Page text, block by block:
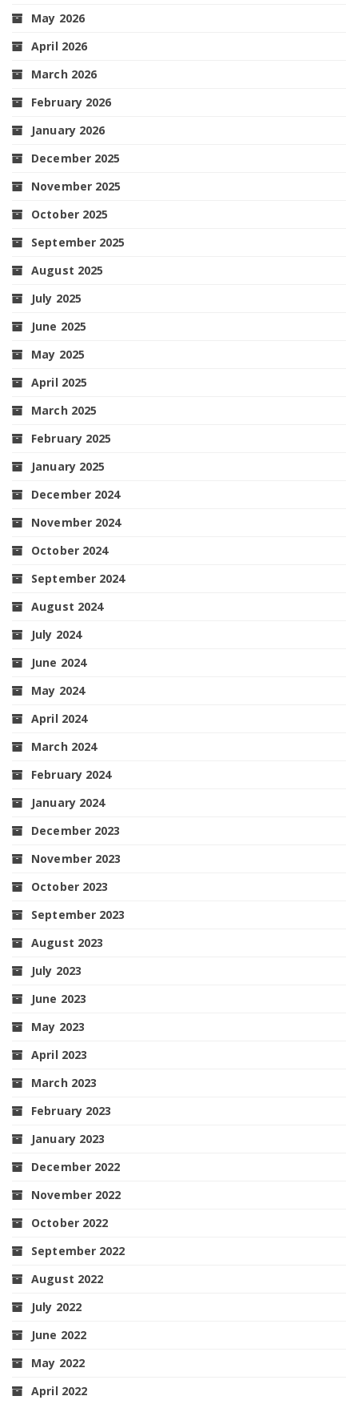
May 2026
April 2026
March 2026
February 2026
January 2026
December 2025
November 2025
October 2025
September 2025
August 2025
July 2025
June 2025
May 2025
April 2025
March 2025
February 2025
January 2025
December 2024
November 2024
October 2024
September 2024
August 2024
July 2024
June 2024
May 2024
April 2024
March 2024
February 2024
January 2024
December 2023
November 2023
October 2023
September 2023
August 2023
July 2023
June 2023
May 2023
April 2023
March 2023
February 2023
January 2023
December 2022
November 2022
October 2022
September 2022
August 2022
July 2022
June 2022
May 2022
April 2022